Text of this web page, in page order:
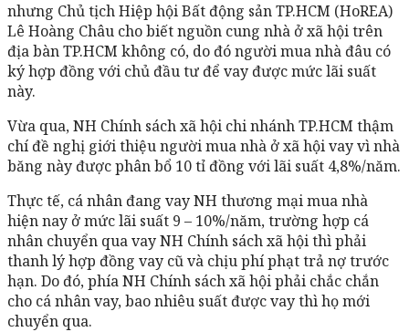
nhưng Chủ tịch Hiệp hội Bất động sản TP.HCM (HoREA)
Lê Hoàng Châu cho biết nguồn cung nhà ở xã hội trên
địa bàn TP.HCM không có, do đó người mua nhà đâu có
ký hợp đồng với chủ đầu tư để vay được mức lãi suất
này.
Vừa qua, NH Chính sách xã hội chi nhánh TP.HCM thậm
chí đề nghị giới thiệu người mua nhà ở xã hội vay vì nhà
băng này được phân bổ 10 tỉ đồng với lãi suất 4,8%/năm.
Thực tế, cá nhân đang vay NH thương mại mua nhà
hiện nay ở mức lãi suất 9 – 10%/năm, trường hợp cá
nhân chuyển qua vay NH Chính sách xã hội thì phải
thanh lý hợp đồng vay cũ và chịu phí phạt trả nợ trước
hạn. Do đó, phía NH Chính sách xã hội phải chắc chắn
cho cá nhân vay, bao nhiêu suất được vay thì họ mới
chuyển qua.